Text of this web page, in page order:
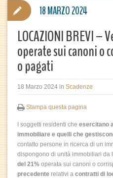
LOCAZIONI BREVI
operate sui canoni o
o pagati
18 Marzo 2024 in Scadenze
Stampa questa pagina
I soggetti residenti che esercitano
immobiliare e quelli che
contatto persone in ricerca di un
dispongono di unità immobiliari da
del 21% operata sui canoni o
precedente relativi a contratti di
18 MARZO 2024